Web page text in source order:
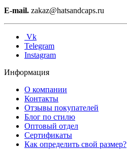
E-mail. zakaz@hatsandcaps.ru
Vk
Telegram
Instagram
Информация
О компании
Контакты
Отзывы покупателей
Блог по стилю
Оптовый отдел
Сертификаты
Как определить свой размер?